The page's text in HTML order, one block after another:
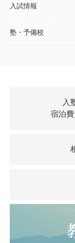
入試情報
塾・予備校
入
宿泊